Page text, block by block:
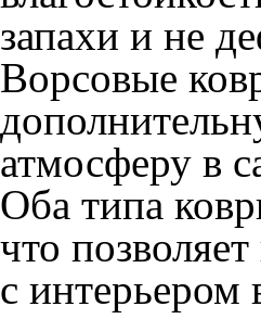
запахи и не
Ворсовые
атмосферу в
Оба типа
что
с